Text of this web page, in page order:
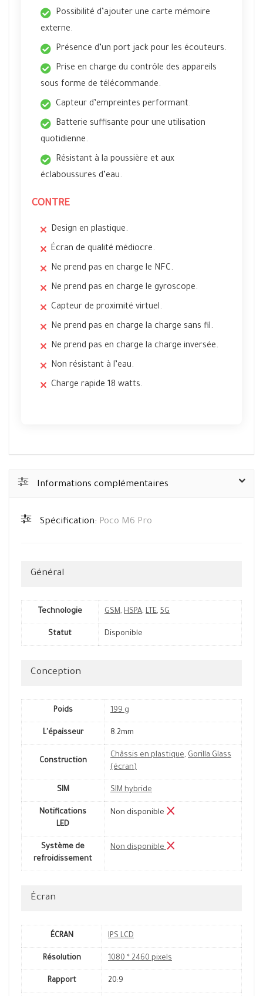
Possibilité d’ajouter une carte mémoire
externe.
Présence d’un port jack pour les écouteurs.
Prise en charge du contrôle des appareils
sous forme de télécommande.
Capteur d’empreintes performant.
Batterie suffisante pour une utilisation
quotidienne.
Résistant à la poussière et aux
éclaboussures d’eau.
CONTRE
Design en plastique.
Écran de qualité médiocre.
Ne prend pas en charge le NFC.
Ne prend pas en charge le gyroscope.
Capteur de proximité virtuel.
Ne prend pas en charge la charge sans fil.
Ne prend pas en charge la charge inversée.
Non résistant à l’eau.
Charge rapide 18 watts.
Informations complémentaires
Spécification: Poco M6 Pro
Général
Technologie GSM, HSPA, LTE, 5G
Statut Disponible
Conception
Poids 199 g
L'épaisseur 8.2mm
Construction
Châssis en plastique, Gorilla Glass
(écran)
SIM SIM hybride
Notifications
LED
Non disponible
Système de
refroidissement
Non disponible
Écran
ÉCRAN IPS LCD
Résolution 1080 * 2460 pixels
Rapport 20:9